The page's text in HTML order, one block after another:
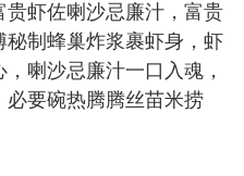
虾佐喇沙忌廉汁，富贵
制蜂巢炸浆裹虾身，虾
喇沙忌廉汁一口入魂，
要碗热腾腾丝苗米捞